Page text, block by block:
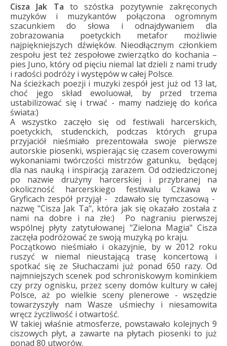
Cisza Jak Ta to szóstka pozytywnie zakręconych
muzyków i muzykantów połączona ogromnym
szacunkiem do słowa i odnajdywaniem dla
zobrazowania poetyckich metafor możliwie
najpiękniejszych dźwięków. Nieodłącznym członkiem
zespołu jest też zespołowe zwierzątko do kochania –
pies Juno, który od pięciu niemal lat dzieli z nami trudy
i radości podróży i występów w całej Polsce.
Na ścieżkach poezji i muzyki zespół jest już od 13 lat,
choć jego skład ewoluował, by przed trzema
ustabilizować się i trwać - mamy nadzieję do końca
świata:)
A wszystko zaczęło się od festiwali harcerskich,
poetyckich, studenckich, podczas których grupa
przyjaciół nieśmiało prezentowała swoje pierwsze
autorskie piosenki, wspierając się czasem coverowymi
wykonaniami twórczości mistrzów gatunku, będącej
dla nas nauką i inspiracją zarazem. Od odziedziczonej
po nazwie drużyny harcerskiej i przybranej na
okoliczność harcerskiego festiwalu Czkawa w
Gryficach zespół przyjął - zdawało się tymczasową -
nazwę "Cisza Jak Ta", która jak się okazało została z
nami na dobre i na złe:) Po nagraniu pierwszej
wspólnej płyty zatytułowanej "Zielona Magia" Cisza
zaczęła podróżować ze swoją muzyką po kraju.
Początkowo nieśmiało i okazyjnie, by w 2012 roku
ruszyć w niemal nieustającą trasę koncertową i
spotkać się ze Słuchaczami już ponad 650 razy. Od
najmniejszych scenek pod schroniskowym kominkiem
czy przy ognisku, przez sceny domów kultury w całej
Polsce, aż po wielkie sceny plenerowe - wszędzie
towarzyszyły nam Wasze uśmiechy i niesamowita
wręcz życzliwość i otwartość.
W takiej właśnie atmosferze, powstawało kolejnych 9
ciszowych płyt, a zawarte na płytach piosenki to już
ponad 80 utworów.